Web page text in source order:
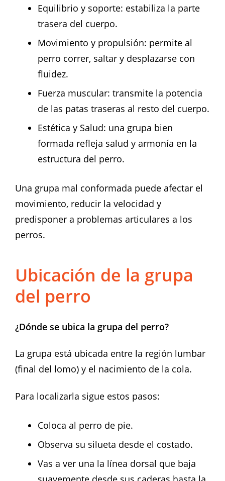
Equilibrio y soporte: estabiliza la parte
trasera del cuerpo.
Movimiento y propulsión: permite al
perro correr, saltar y desplazarse con
fluidez.
Fuerza muscular: transmite la potencia
de las patas traseras al resto del cuerpo.
Estética y Salud: una grupa bien
formada refleja salud y armonía en la
estructura del perro.
Una grupa mal conformada puede afectar el
movimiento, reducir la velocidad y
predisponer a problemas articulares a los
perros.
Ubicación de la grupa
del perro
¿Dónde se ubica la grupa del perro?
La grupa está ubicada entre la región lumbar
(final del lomo) y el nacimiento de la cola.
Para localizarla sigue estos pasos:
Coloca al perro de pie.
Observa su silueta desde el costado.
Vas a ver una la línea dorsal que baja